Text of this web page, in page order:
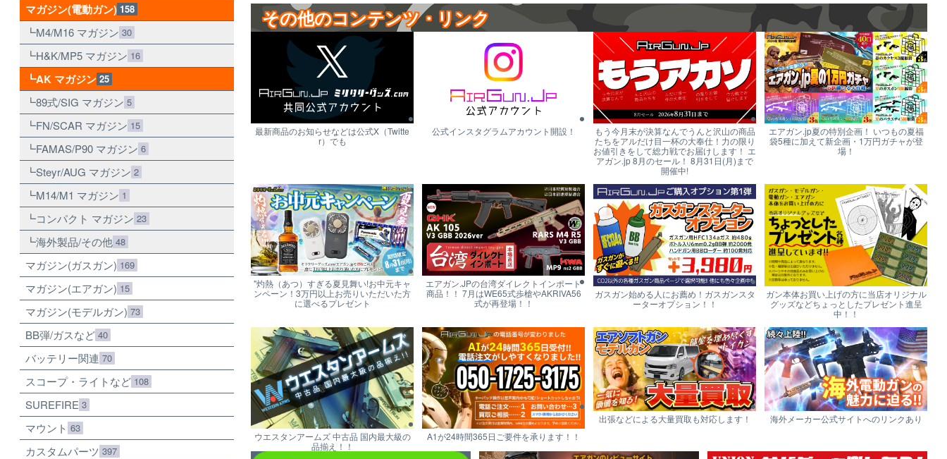
その他のコンテンツ・リンク
最新商品のお知らせなどは公式X（Twitte
r）でも
公式インスタグラムアカウント開設！
もう今月末が決算なんでうんと沢山の商品
たちをアルだけ目一杯の大奉仕！力の限り
お値引きをして総力戦でお届けします！ エ
アガン.jp 8月のセール！ 8月31日(月)まで
開催中!
エアガン.jp夏の特別企画！ いつもの夏福
袋5種に加えて新企画・1万円ガチャが登
場！
"灼熱（あつ）すぎる夏見舞い!お中元キャ
ンペーン！3万円以上お売りいただいた方
に選べるプレゼント
エアガン.JPの台湾ダイレクトインポート
商品！！ 7月はWE65式歩槍やAKRIVA56
式が再登場！！
ガスガン始める人にお薦め！ガスガンスタ
ーターオプション！！
ガン本体お買い上げの方に当店オリジナル
グッズなどちょっとしたプレゼント進呈
中！！
ウエスタンアームズ 中古品 国内最大級の
品揃え！！
A1が24時間365日ご要件を承ります！！
出張などによる大量買取も対応します！ 海外メーカー公式サイトへのリンクあり
マガジン(電動ガン) 158
M4/M16 マガジン 30
H&K/MP5 マガジン 16
AK マガジン 25
89式/SIG マガジン 5
FN/SCAR マガジン 15
FAMAS/P90 マガジン 6
Steyr/AUG マガジン 2
M14/M1 マガジン 1
コンパクト マガジン 23
海外製品/その他 48
マガジン(ガスガン) 169
マガジン(エアガン) 15
マガジン(モデルガン) 73
BB弾/ガスなど 40
バッテリー関連 70
スコープ・ライトなど 108
SUREFIRE 3
マウント 63
カスタムパーツ 397